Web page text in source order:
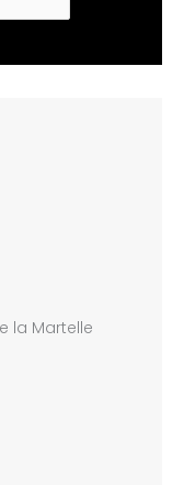
la Martelle